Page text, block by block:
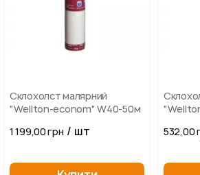
Склохолст малярний
"Wellton-econom" W40-50м
1 199,00 грн / шт
532,00